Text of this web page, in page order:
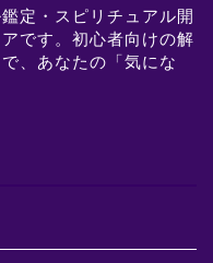
定・スピリチュアル開
です。初心者向けの解
、あなたの「気にな